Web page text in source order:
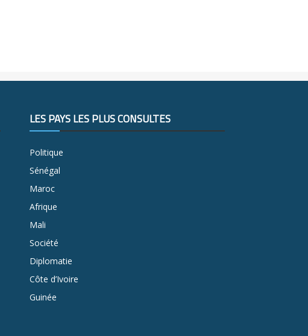
LES PAYS LES PLUS CONSULTÉS
Politique
Sénégal
Maroc
Afrique
Mali
Société
Diplomatie
Côte d’Ivoire
Guinée